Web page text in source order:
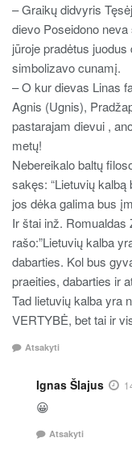
– Graikų didvyris
dievo Poseidono
jūroje pradėtus
simbolizavo cunamį.
– O kur dievas Linas
Agnis (Ugnis),
pastarajam dievui ,
metų!
Nebereikalo baltų
sakęs: “Lietuvių
jos dėka galima bus
Ir štai inž. Romualdas
rašo:”Lietuvių kalba
dabarties. Kol bus
praeities, dabarties ir
Tad lietuvių kalba yra
VERTYBĖ, bet tai ir
Atsakyti
Ignas Šlajus
😀
Atsakyti